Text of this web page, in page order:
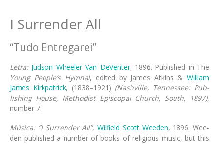
I Surrender All
“Tudo Entregarei”
Letra: Judson Wheeler Van DeVenter, 1896. Pub­lished in The
Young Peo­ple’s Hym­nal, ed­it­ed by James At­kins & Will­iam
James Kirk­pat­rick, (1838–1921) (Nash­ville, Ten­nes­see: Pub­
lish­ing House, Me­thod­ist Epis­co­pal Church, South, 1897),
num­ber 7.
Música: “I Surrender All”, Wilfield Scott Weeden, 1896. Wee­
den pub­lished a num­ber of books of re­li­gious mu­sic, but this